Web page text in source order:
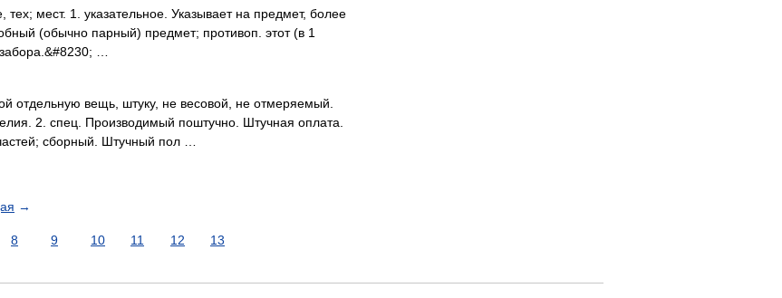
мест. 1. указательное. Указывает на предмет, более
(обычно парный) предмет; противоп. этот (в 1
…
отдельную вещь, штуку, не весовой, не отмеряемый.
2. спец. Производимый поштучно. Штучная оплата.
сборный. Штучный пол …
→
8 9 10 11 12 13